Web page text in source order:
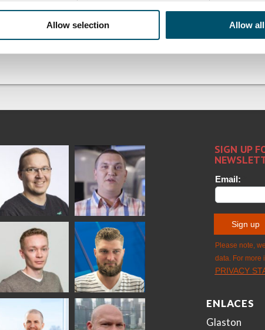
Allow selection Allow all
Antti Aronen
GLASTON
Taneli Ylinen
HEAT TREATMENT
SOLUTIONS -
GLASTON
Kaijanen
Kimmo
Kuusela
GLASTON
ENLACES
Glaston